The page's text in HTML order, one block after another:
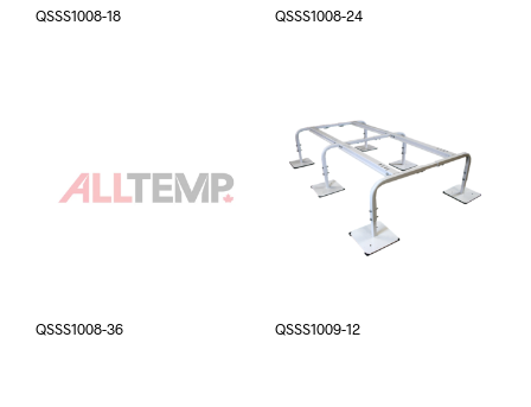
QSSS1008-18 QSSS1008-24
QSSS1008-36 QSSS1009-12